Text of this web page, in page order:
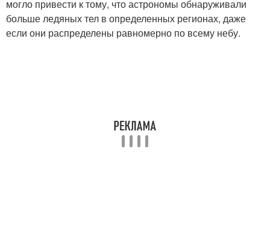
могло привести к тому, что астрономы обнаруживали
больше ледяных тел в определенных регионах, даже
если они распределены равномерно по всему небу.